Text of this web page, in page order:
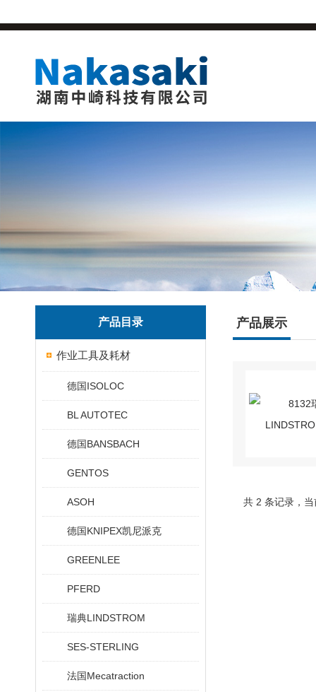
产品目录
作业工具及耗材
德国ISOLOC
BL AUTOTEC
德国BANSBACH
GENTOS
ASOH
德国KNIPEX凯尼派克
GREENLEE
PFERD
瑞典LINDSTROM
SES-STERLING
法国Mecatraction
产品展示
共 2 条记录，